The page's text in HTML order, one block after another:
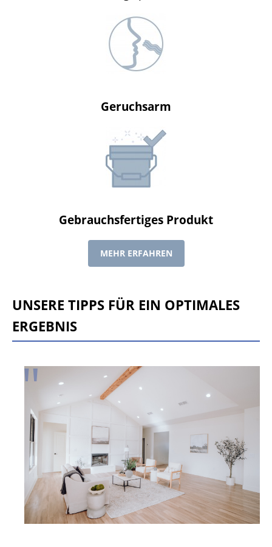
Geruchsarm
Gebrauchsfertiges Produkt
MEHR ERFAHREN
UNSERE TIPPS FÜR EIN OPTIMALES
ERGEBNIS